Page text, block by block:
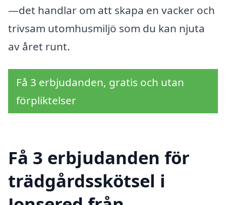
—det handlar om att skapa en vacker och
trivsam utomhusmiljö som du kan njuta
av året runt.
Få 3 erbjudanden, gratis och utan
förpliktelser
Få 3 erbjudanden för
trädgårdsskötsel i